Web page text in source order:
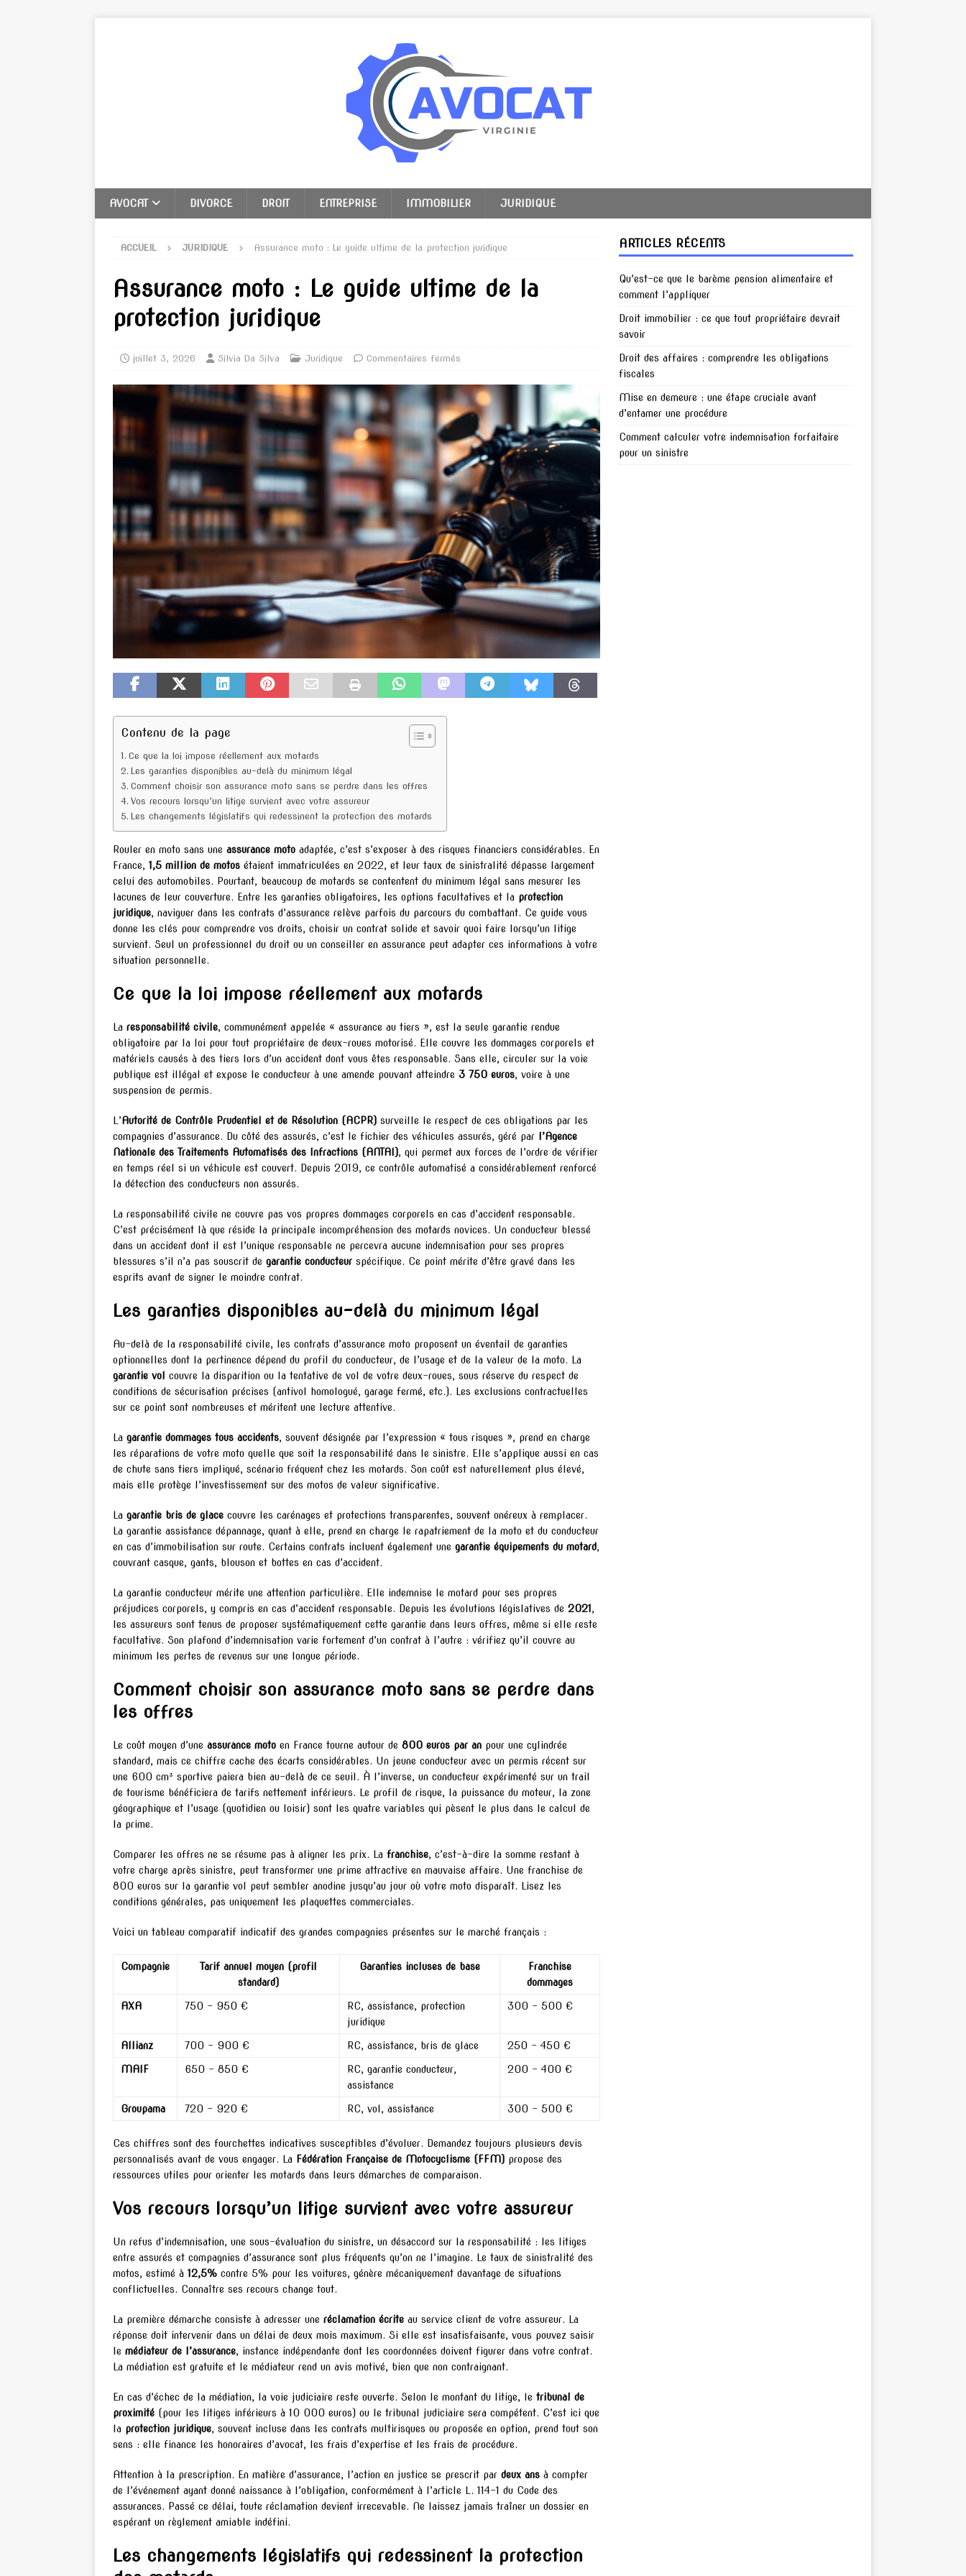
AVOCAT DIVORCE DROIT ENTREPRISE IMMOBILIER JURIDIQUE
ACCUEIL JURIDIQUE Assurance moto : Le guide ultime de la protection juridique
Assurance moto : Le guide ultime de la
protection juridique
juillet 3, 2026 Silvia Da Silva Juridique Commentaires fermés
Contenu de la page
Ce que la loi impose réellement aux motards
Les garanties disponibles au-delà du minimum légal
Comment choisir son assurance moto sans se perdre dans les offres
Vos recours lorsqu’un litige survient avec votre assureur
Les changements législatifs qui redessinent la protection des motards
Rouler en moto sans une assurance moto adaptée, c’est s’exposer à des risques financiers considérables. En
France, 1,5 million de motos étaient immatriculées en 2022, et leur taux de sinistralité dépasse largement
celui des automobiles. Pourtant, beaucoup de motards se contentent du minimum légal sans mesurer les
lacunes de leur couverture. Entre les garanties obligatoires, les options facultatives et la protection
juridique, naviguer dans les contrats d’assurance relève parfois du parcours du combattant. Ce guide vous
donne les clés pour comprendre vos droits, choisir un contrat solide et savoir quoi faire lorsqu’un litige
survient. Seul un professionnel du droit ou un conseiller en assurance peut adapter ces informations à votre
situation personnelle.
Ce que la loi impose réellement aux motards
La responsabilité civile, communément appelée « assurance au tiers », est la seule garantie rendue
obligatoire par la loi pour tout propriétaire de deux-roues motorisé. Elle couvre les dommages corporels et
matériels causés à des tiers lors d’un accident dont vous êtes responsable. Sans elle, circuler sur la voie
publique est illégal et expose le conducteur à une amende pouvant atteindre 3 750 euros, voire à une
suspension de permis.
L’Autorité de Contrôle Prudentiel et de Résolution (ACPR) surveille le respect de ces obligations par les
compagnies d’assurance. Du côté des assurés, c’est le fichier des véhicules assurés, géré par
l’Agence
Nationale des Traitements Automatisés des Infractions (ANTAI), qui permet aux forces de l’ordre de vérifier
en temps réel si un véhicule est couvert. Depuis 2019, ce contrôle automatisé a considérablement renforcé
la détection des conducteurs non assurés.
La responsabilité civile ne couvre pas vos propres dommages corporels en cas d’accident responsable.
C’est précisément là que réside la principale incompréhension des motards novices. Un conducteur blessé
dans un accident dont il est l’unique responsable ne percevra aucune indemnisation pour ses propres
blessures s’il n’a pas souscrit de garantie conducteur spécifique. Ce point mérite d’être gravé dans les
esprits avant de signer le moindre contrat.
Les garanties disponibles au-delà du minimum légal
Au-delà de la responsabilité civile, les contrats d’assurance moto proposent un éventail de garanties
optionnelles dont la pertinence dépend du profil du conducteur, de l’usage et de la valeur de la moto. La
garantie vol
couvre la disparition ou la tentative de vol de votre deux-roues, sous réserve du respect de
conditions de sécurisation précises (antivol homologué, garage fermé, etc.). Les exclusions contractuelles
sur ce point sont nombreuses et méritent une lecture attentive.
La garantie dommages tous accidents, souvent désignée par l’expression « tous risques », prend en charge
les réparations de votre moto quelle que soit la responsabilité dans le sinistre. Elle s’applique aussi en cas
de chute sans tiers impliqué, scénario fréquent chez les motards. Son coût est naturellement plus élevé,
mais elle protège l’investissement sur des motos de valeur significative.
La garantie bris de glace couvre les carénages et protections transparentes, souvent onéreux à remplacer.
La garantie assistance dépannage, quant à elle, prend en charge le rapatriement de la moto et du conducteur
en cas d’immobilisation sur route. Certains contrats incluent également une garantie équipements du motard,
couvrant casque, gants, blouson et bottes en cas d’accident.
La garantie conducteur mérite une attention particulière. Elle indemnise le motard pour ses propres
préjudices corporels, y compris en cas d’accident responsable. Depuis les évolutions législatives de 2021 ,
les assureurs sont tenus de proposer systématiquement cette garantie dans leurs offres, même si elle reste
facultative. Son plafond d’indemnisation varie fortement d’un contrat à l’autre : vérifiez qu’il couvre au
minimum les pertes de revenus sur une longue période.
Comment choisir son assurance moto sans se perdre dans
les offres
Le coût moyen d’une assurance moto en France tourne autour de 800 euros par an pour une cylindrée
standard, mais ce chiffre cache des écarts considérables. Un jeune conducteur avec un permis récent sur
une 600 cm³ sportive paiera bien au-delà de ce seuil. À l’inverse, un conducteur expérimenté sur un trail
de tourisme bénéficiera de tarifs nettement inférieurs. Le profil de risque, la puissance du moteur, la zone
géographique et l’usage (quotidien ou loisir) sont les quatre variables qui pèsent le plus dans le calcul de
la prime.
Comparer les offres ne se résume pas à aligner les prix. La franchise, c’est-à-dire la somme restant à
votre charge après sinistre, peut transformer une prime attractive en mauvaise affaire. Une franchise de
800 euros sur la garantie vol peut sembler anodine jusqu’au jour où votre moto disparaît. Lisez les
conditions générales, pas uniquement les plaquettes commerciales.
Voici un tableau comparatif indicatif des grandes compagnies présentes sur le marché français :
Compagnie
Tarif annuel moyen (profil
standard)
Garanties incluses de base
Franchise
dommages
AXA 750 – 950 €
RC, assistance, protection
juridique
300 – 500 €
Allianz 700 – 900 € RC, assistance, bris de glace 250 – 450 €
MAIF 650 – 850 €
RC, garantie conducteur,
assistance
200 – 400 €
Groupama 720 – 920 € RC, vol, assistance 300 – 500 €
Ces chiffres sont des fourchettes indicatives susceptibles d’évoluer. Demandez toujours plusieurs devis
personnalisés avant de vous engager. La Fédération Française de Motocyclisme (FFM) propose des
ressources utiles pour orienter les motards dans leurs démarches de comparaison.
Vos recours lorsqu’un litige survient avec votre assureur
Un refus d’indemnisation, une sous-évaluation du sinistre, un désaccord sur la responsabilité : les litiges
entre assurés et compagnies d’assurance sont plus fréquents qu’on ne l’imagine. Le taux de sinistralité des
motos, estimé à 12,5% contre 5% pour les voitures, génère mécaniquement davantage de situations
conflictuelles. Connaître ses recours change tout.
La première démarche consiste à adresser une réclamation écrite au service client de votre assureur. La
réponse doit intervenir dans un délai de deux mois maximum. Si elle est insatisfaisante, vous pouvez saisir
le médiateur de l’assurance, instance indépendante dont les coordonnées doivent figurer dans votre contrat.
La médiation est gratuite et le médiateur rend un avis motivé, bien que non contraignant.
En cas d’échec de la médiation, la voie judiciaire reste ouverte. Selon le montant du litige, le tribunal de
proximité (pour les litiges inférieurs à 10 000 euros) ou le tribunal judiciaire sera compétent. C’est ici que
la protection juridique, souvent incluse dans les contrats multirisques ou proposée en option, prend tout son
sens : elle finance les honoraires d’avocat, les frais d’expertise et les frais de procédure.
Attention à la prescription. En matière d’assurance, l’action en justice se prescrit par deux ans à compter
de l’événement ayant donné naissance à l’obligation, conformément à l’article L. 114-1 du Code des
assurances. Passé ce délai, toute réclamation devient irrecevable. Ne laissez jamais traîner un dossier en
espérant un règlement amiable indéfini.
Les changements législatifs qui redessinent la protection
ARTICLES RÉCENTS
Qu’est-ce que le barème pension alimentaire et
comment l’appliquer
Droit immobilier : ce que tout propriétaire devrait
savoir
Droit des affaires : comprendre les obligations
fiscales
Mise en demeure : une étape cruciale avant
d’entamer une procédure
Comment calculer votre indemnisation forfaitaire
pour un sinistre